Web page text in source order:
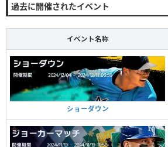
過去に開催されたイベント
イベント名称
ショーダウン